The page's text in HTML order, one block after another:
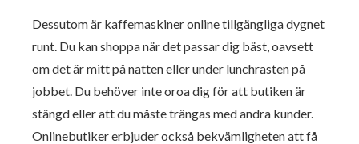
Dessutom är kaffemaskiner online tillgängliga dygnet
runt. Du kan shoppa när det passar dig bäst, oavsett
om det är mitt på natten eller under lunchrasten på
jobbet. Du behöver inte oroa dig för att butiken är
stängd eller att du måste trängas med andra kunder.
Onlinebutiker erbjuder också bekvämligheten att få